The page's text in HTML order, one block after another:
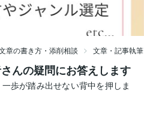
章の書き方・添削相談 文章・記事執
んの疑問にお答えします
歩が踏み出せない背中を押しま